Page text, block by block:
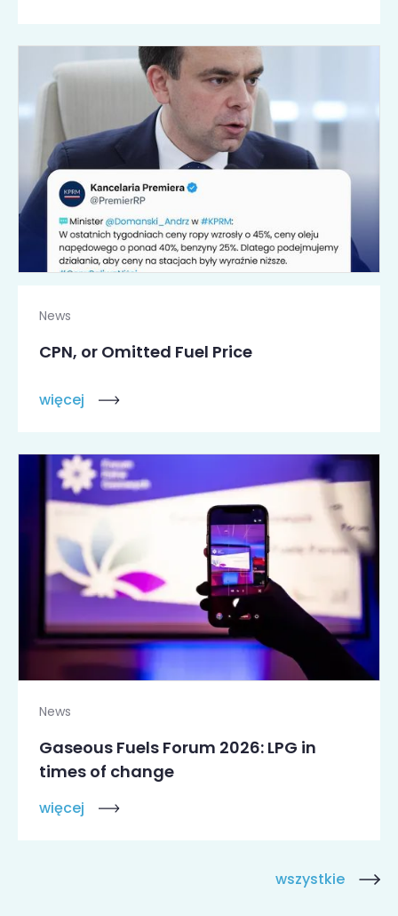
News
CPN, or Omitted Fuel Price
więcej
News
Gaseous Fuels Forum 2026: LPG in
times of change
więcej
wszystkie